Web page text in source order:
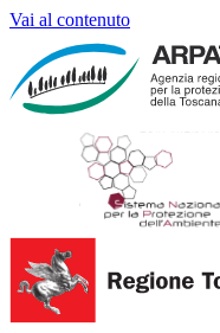
Vai al contenuto